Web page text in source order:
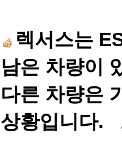
렉서스는
남은 차량이
다른 차량은
상황입니다.